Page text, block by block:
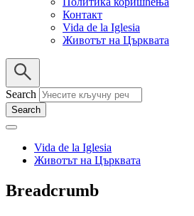
Контакт
Vida de la Iglesia
Животът на Църквата
Search
Vida de la Iglesia
Животът на Църквата
Breadcrumb